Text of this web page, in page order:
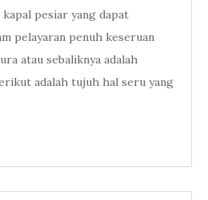
kapal pesiar yang dapat
pelayaran penuh keseruan
atau sebaliknya adalah
adalah tujuh hal seru yang